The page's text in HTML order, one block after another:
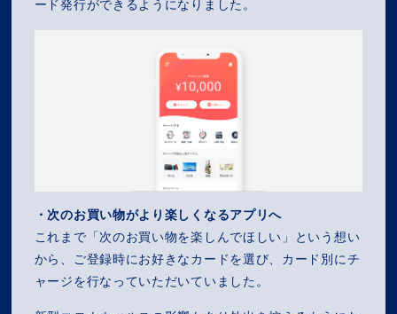
ード発行ができるようになりました。
・次のお買い物がより楽しくなるアプリへ
これまで「次のお買い物を楽しんでほしい」という想い
から、ご登録時にお好きなカードを選び、カード別にチ
ャージを行なっていただいていました。